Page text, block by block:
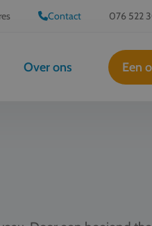
Contact 076 522
Over ons Een